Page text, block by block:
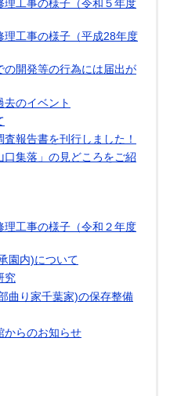
工事の様子（令和５年度
工事の様子（平成28年度
開発等の行為には届出が
のイベント
報告書を刊行しました！
集落」の見どころをご紹
工事の様子（令和２年度
園内)について
究
曲り家千葉家)の保存整備
からのお知らせ